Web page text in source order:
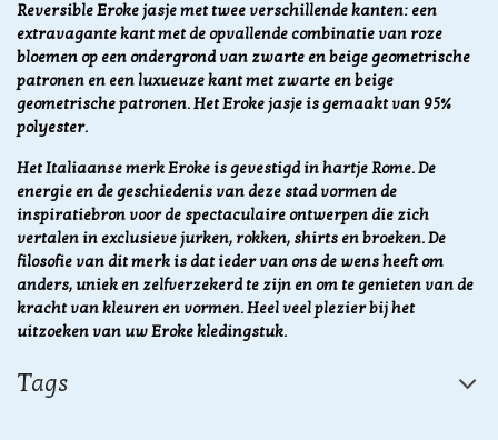
Reversible Eroke jasje met twee verschillende kanten: een
extravagante kant met de opvallende combinatie van roze
bloemen op een ondergrond van zwarte en beige geometrische
patronen en een luxueuze kant met zwarte en beige
geometrische patronen. Het Eroke jasje is gemaakt van 95%
polyester.
Het Italiaanse merk Eroke is gevestigd in hartje Rome. De
energie en de geschiedenis van deze stad vormen de
inspiratiebron voor de spectaculaire ontwerpen die zich
vertalen in exclusieve jurken, rokken, shirts en broeken. De
filosofie van dit merk is dat ieder van ons de wens heeft om
anders, uniek en zelfverzekerd te zijn en om te genieten van de
kracht van kleuren en vormen.Heel veel plezier bij het
uitzoeken van uw Eroke kledingstuk.
Tags